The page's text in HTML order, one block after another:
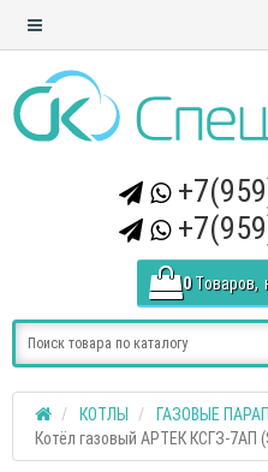
0 Tоваров,
КОТЛЫ ГАЗОВЫЕ
Котёл газовый АРТЕК КСГЗ-7АП